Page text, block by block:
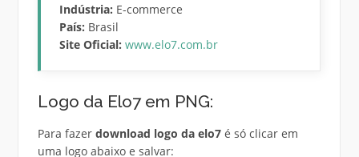
Indústria: E-commerce
País: Brasil
Site Oficial: www.elo7.com.br
Logo da Elo7 em PNG:
Para fazer download logo da elo7é só clicar em
uma logo abaixo e salvar: